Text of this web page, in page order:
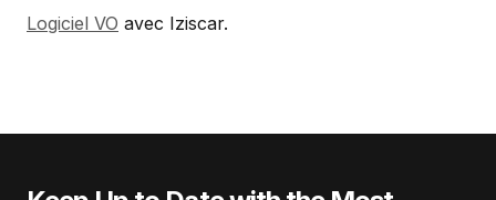
Logiciel VO avec Iziscar.